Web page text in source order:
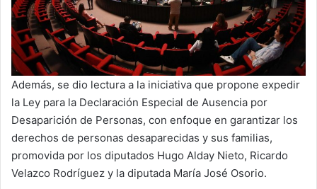
Además, se dio lectura a la iniciativa que propone expedir
la Ley para la Declaración Especial de Ausencia por
Desaparición de Personas, con enfoque en garantizar los
derechos de personas desaparecidas y sus familias,
promovida por los diputados Hugo Alday Nieto, Ricardo
Velazco Rodríguez y la diputada María José Osorio.